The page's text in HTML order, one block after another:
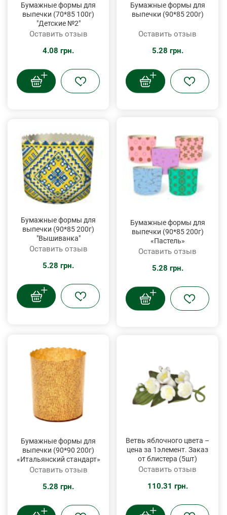
Бумажные формы для
выпечки (70*85 100г)
"Детские №2"
Оставить отзыв
4.08 грн.
Бумажные формы для
выпечки (90*85 200г)
Оставить отзыв
5.28 грн.
Бумажные формы для
выпечки (90*85 200г)
"Вышиванка"
Оставить отзыв
5.28 грн.
Бумажные формы для
выпечки (90*85 200г)
«Пастель»
Оставить отзыв
5.28 грн.
Бумажные формы для
выпечки (90*90 200г)
«Итальянский стандарт»
Оставить отзыв
5.28 грн.
Ветвь яблочного цвета –
цена за 1элемент. Заказ
от блистера (5шт)
Оставить отзыв
110.31 грн.